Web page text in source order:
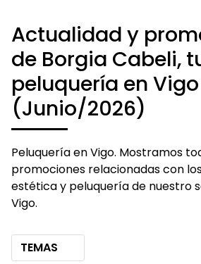
Actualidad y
de Borgia Cabeli,
peluquería en Vigo
(Junio/2026)
Peluquería en Vigo. Mostramos
promociones relacionadas con
estética y peluquería de nuestro
Vigo.
TEMAS